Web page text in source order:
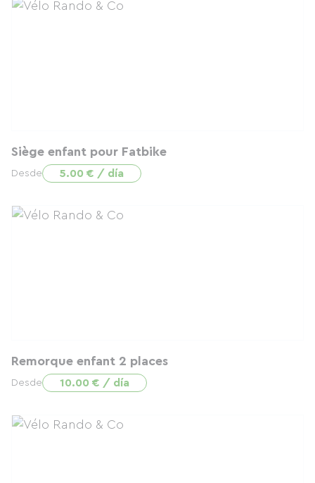
Siège enfant pour Fatbike
Desde 5.00 € / día
Remorque enfant 2 places
Desde 10.00 € / día